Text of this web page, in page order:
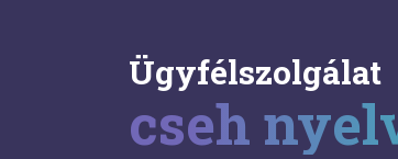
Ügyfélszolgálat
cseh